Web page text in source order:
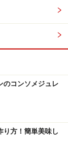
のコンソメジュレ
り方！簡単美味し